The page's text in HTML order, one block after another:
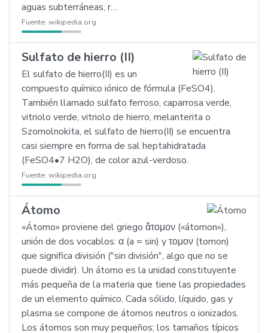
aguas subterráneas, r…
Fuente: wikipedia.org
Sulfato de hierro (II)
El sulfato de hierro(II) es un
compuesto químico iónico de fórmula (FeSO4).
También llamado sulfato ferroso, caparrosa verde,
vitriolo verde, vitriolo de hierro, melanterita o
Szomolnokita, el sulfato de hierro(II) se encuentra
casi siempre en forma de sal heptahidratada
(FeSO4•7 H2O), de color azul-verdoso.
Fuente: wikipedia.org
Átomo
«Átomo» proviene del griego ἄτομον («átomon»),
unión de dos vocablos: α (a = sin) y τομον (tomon)
que significa división ("sin división", algo que no se
puede dividir). Un átomo es la unidad constituyente
más pequeña de la materia que tiene las propiedades
de un elemento químico. Cada sólido, líquido, gas y
plasma se compone de átomos neutros o ionizados.
Los átomos son muy pequeños; los tamaños típicos